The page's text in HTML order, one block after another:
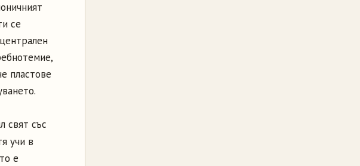
се
пластове
свят със
учи в
е